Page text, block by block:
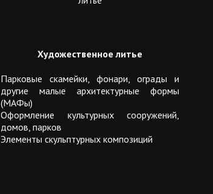
Художественное литье
Парковые скамейки, фонари, ограды и
другие малые архитектурные формы
(МАФы)
Оформление культурных сооружений,
домов, парков
Элементы скульптурных композиций